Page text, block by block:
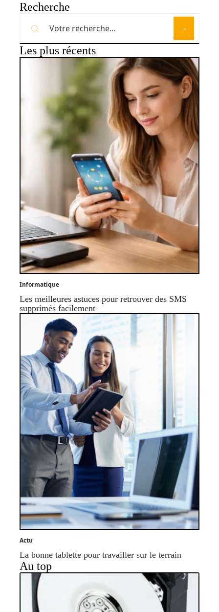
Recherche
Les plus récents
Informatique
Les meilleures astuces pour retrouver des SMS
supprimés facilement
Actu
La bonne tablette pour travailler sur le terrain
Au top